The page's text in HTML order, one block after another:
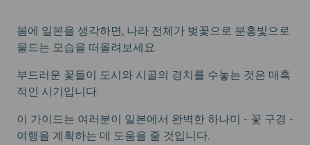
봄에 일본을 생각하면, 나라 전체가 벚꽃으로 분홍빛으로
물드는 모습을 떠올려보세요.
부드러운 꽃들이 도시와 시골의 경치를 수놓는 것은 매혹
적인 시기입니다.
이 가이드는 여러분이 일본에서 완벽한 하나미 - 꽃 구경 -
여행을 계획하는 데 도움을 줄 것입니다.